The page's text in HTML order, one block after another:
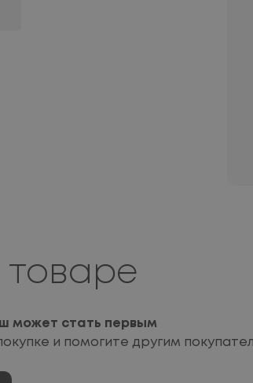
может стать первым
и помогите другим